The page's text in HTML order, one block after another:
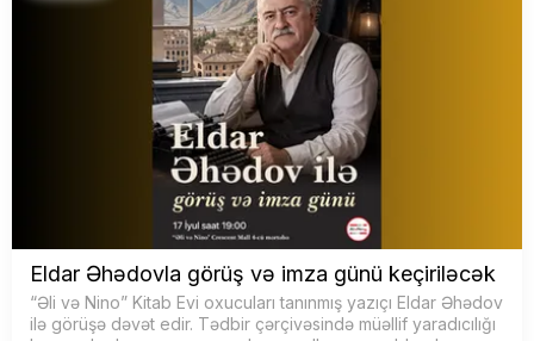
Eldar Əhədovla görüş və imza günü keçiriləcək
“Əli və Nino” Kitab Evi oxucuları tanınmış yazıçı Eldar Əhədov
ilə görüşə dəvət edir. Tədbir çərçivəsində müəllif yaradıcılığı